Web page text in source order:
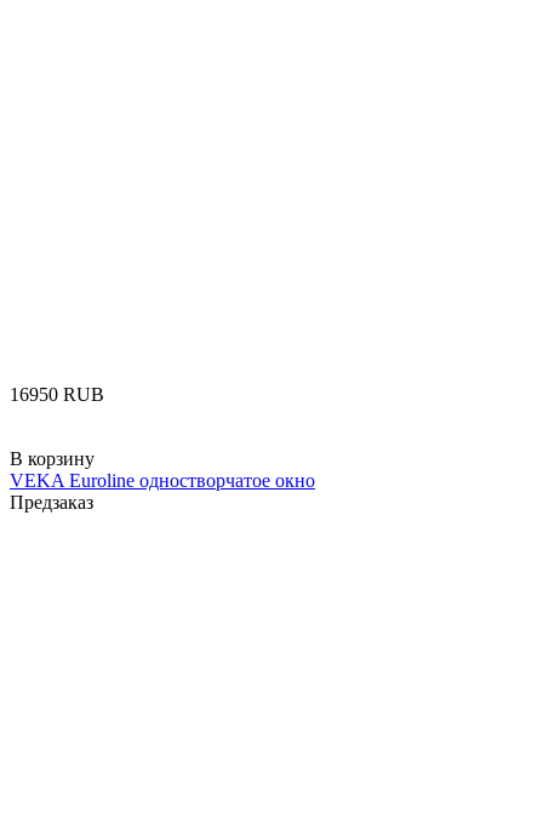
‍16950‍ RUB
В корзину
VEKA Euroline одностворчатое окно
Предзаказ